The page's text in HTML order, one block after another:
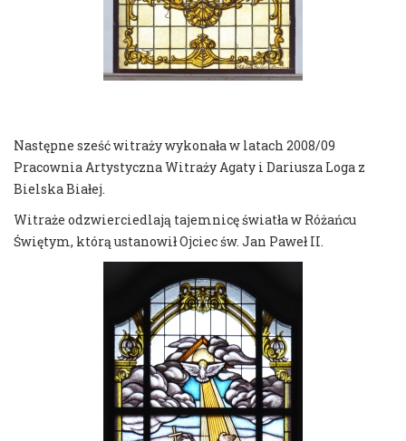
Następne sześć witraży wykonała w latach 2008/09
Pracownia Artystyczna Witraży Agaty i Dariusza Loga z
Bielska Białej.
Witraże odzwierciedlają tajemnicę światła w Różańcu
Świętym, którą ustanowił Ojciec św. Jan Paweł II.